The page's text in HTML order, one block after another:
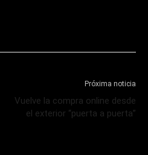
Próxima noticia
Vuelve la compra online desde
el exterior “puerta a puerta”